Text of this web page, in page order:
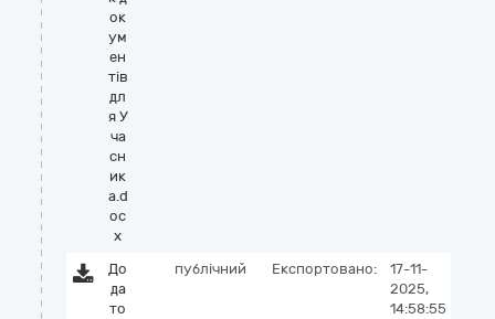
ок
ум
ен
тів
дл
я У
ча
сн
ик
а.d
oc
x
До
да
то
публічний Експортовано:
17-11-
2025,
14:58:55